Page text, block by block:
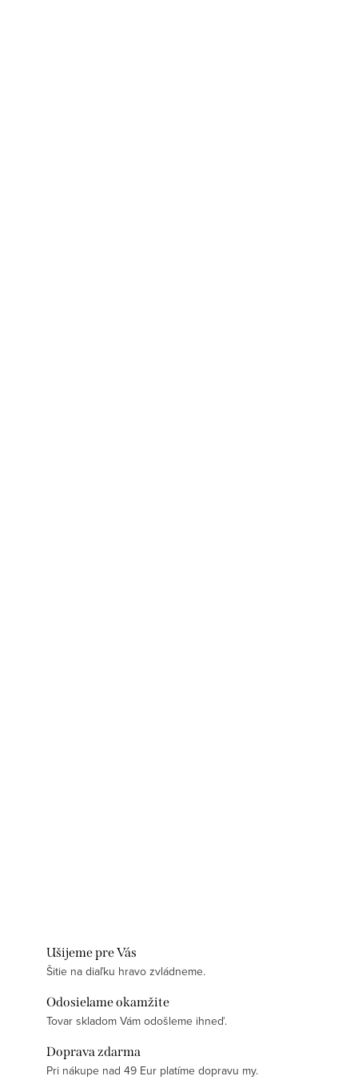
Ušijeme pre Vás
Šitie na diaľku hravo zvládneme.
Odosielame okamžite
Tovar skladom Vám odošleme ihneď.
Doprava zdarma
Pri nákupe nad 49 Eur platíme dopravu my.